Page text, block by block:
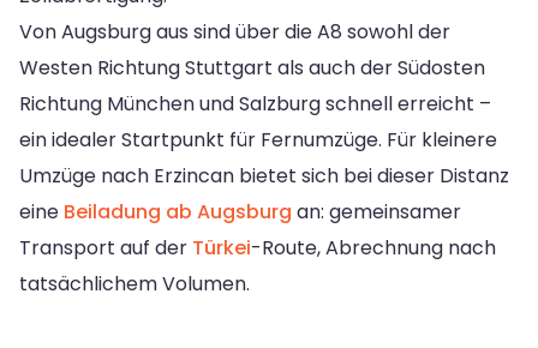
Von Augsburg aus sind über die A8 sowohl der
Westen Richtung Stuttgart als auch der Südosten
Richtung München und Salzburg schnell erreicht –
ein idealer Startpunkt für Fernumzüge. Für kleinere
Umzüge nach Erzincan bietet sich bei dieser Distanz
eine Beiladung ab Augsburg an: gemeinsamer
Transport auf der Türkei-Route, Abrechnung nach
tatsächlichem Volumen.